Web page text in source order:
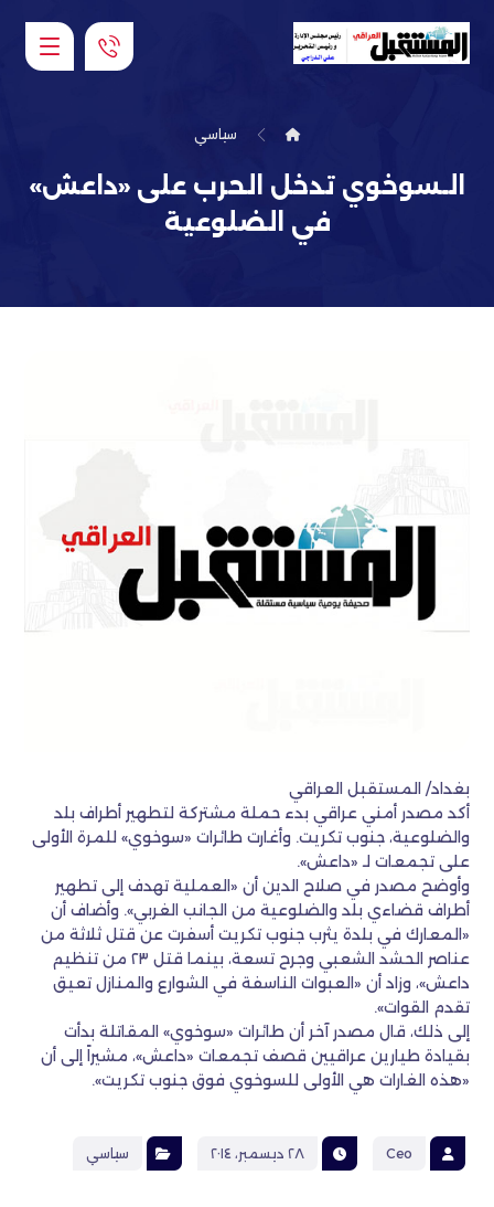
سياسي
الـسوخوي تدخل الحرب على «داعش»
في الضلوعية
بغداد/ المستقبل العراقي
أكد مصدر أمني عراقي بدء حملة مشتركة لتطهير أطراف بلد
والضلوعية، جنوب تكريت. وأغارت طائرات «سوخوي» للمرة الأولى
على تجمعات لـ «داعش».
وأوضح مصدر في صلاح الدين أن «العملية تهدف إلى تطهير
أطراف قضاءي بلد والضلوعية من الجانب الغربي». وأضاف أن
«المعارك في بلدة يثرب جنوب تكريت أسفرت عن قتل ثلاثة من
عناصر الحشد الشعبي وجرح تسعة، بينما قتل ٢٣ من تنظيم
داعش»، وزاد أن «العبوات الناسفة في الشوارع والمنازل تعيق
تقدم القوات».
إلى ذلك، قال مصدر آخر أن طائرات «سوخوي» المقاتلة بدأت
بقيادة طيارين عراقيين قصف تجمعات «داعش»، مشيراً إلى أن
«هذه الغارات هي الأولى للسوخوي فوق جنوب تكريت».
Ceo ٢٨ ديسمبر، ٢٠١٤ سياسي